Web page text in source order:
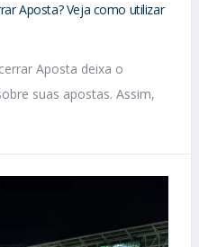
Aposta? Veja como utilizar
Aposta deixa o
suas apostas. Assim,